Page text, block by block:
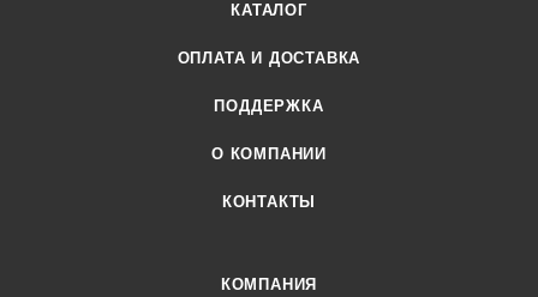
КАТАЛОГ
ОПЛАТА И ДОСТАВКА
ПОДДЕРЖКА
О КОМПАНИИ
КОНТАКТЫ
КОМПАНИЯ